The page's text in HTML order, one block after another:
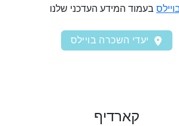
בעמוד המידע העדכני שלנו
יעדי השכרה בויילס
קארדיף